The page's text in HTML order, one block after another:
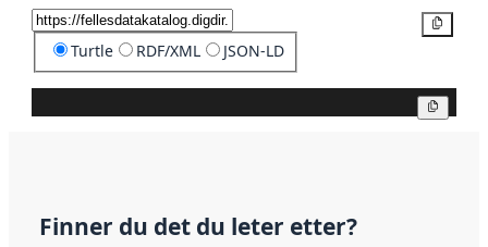
Turtle RDF/XML JSON-LD
Finner du det du leter etter?